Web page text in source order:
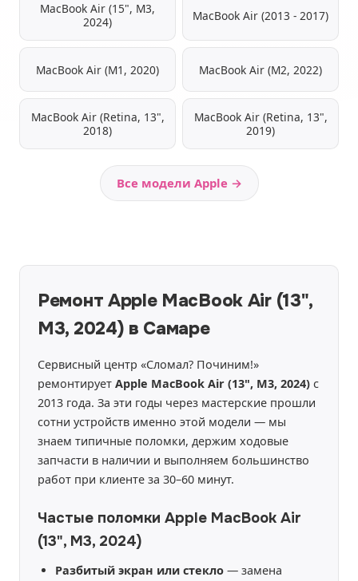
MacBook Air (15", M3,
2024)
MacBook Air (2013 - 2017)
MacBook Air (M1, 2020) MacBook Air (M2, 2022)
MacBook Air (Retina, 13",
2018)
MacBook Air (Retina, 13",
2019)
Все модели Apple →
Ремонт Apple MacBook Air (13",
M3, 2024) в Самаре
Сервисный центр «Сломал? Починим!»
ремонтирует Apple MacBook Air (13", M3, 2024) с
2013 года. За эти годы через мастерские прошли
сотни устройств именно этой модели — мы
знаем типичные поломки, держим ходовые
запчасти в наличии и выполняем большинство
работ при клиенте за 30–60 минут.
Частые поломки Apple MacBook Air
(13", M3, 2024)
Разбитый экран или стекло — замена